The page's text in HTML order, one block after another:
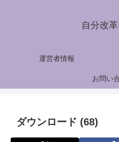
自分改
運営者情報
お問い
ダウンロード (68)